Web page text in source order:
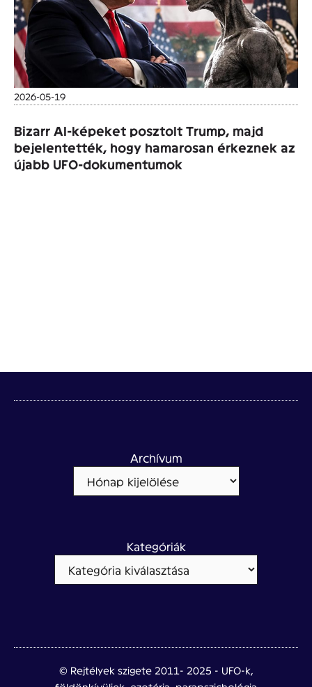
2026-05-19
Bizarr AI-képeket posztolt Trump, majd
bejelentették, hogy hamarosan érkeznek az
újabb UFO-dokumentumok
Archívum
Kategóriák
© Rejtélyek szigete 2011- 2025 - UFO-k,